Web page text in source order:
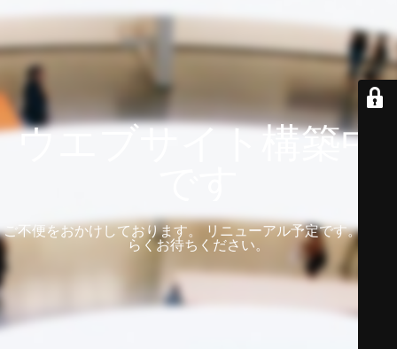
ウエブサイト構築中
ご不便をおかけしております。 リニューアル予定です。 しば
らくお待ちください。